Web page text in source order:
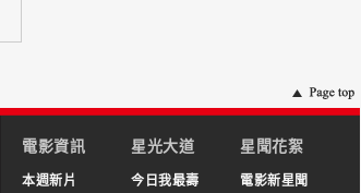
電影資訊
本週新片
星光大道
今日我最壽
星聞花絮
電影新星聞